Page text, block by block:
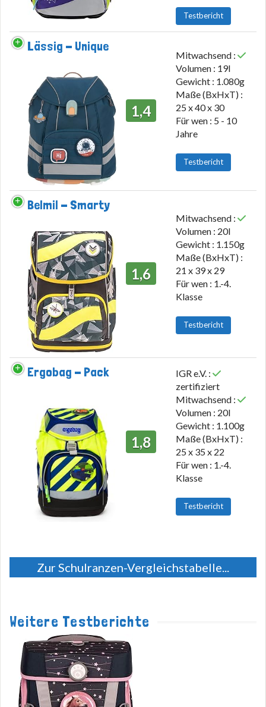
Testbericht
Lässig - Unique
1,4
Mitwachsend :
Volumen : 19l
Gewicht : 1.080g
Maße (BxHxT) :
25 x 40 x 30
Für wen : 5 - 10
Jahre
Testbericht
Belmil - Smarty
1,6
Mitwachsend :
Volumen : 20l
Gewicht : 1.150g
Maße (BxHxT) :
21 x 39 x 29
Für wen : 1.-4.
Klasse
Testbericht
Ergobag - Pack
1,8
IGR e.V. :
zertifiziert
Mitwachsend :
Volumen : 20l
Gewicht : 1.100g
Maße (BxHxT) :
25 x 35 x 22
Für wen : 1.-4.
Klasse
Testbericht
Zur Schulranzen-Vergleichstabelle...
Weitere Testberichte